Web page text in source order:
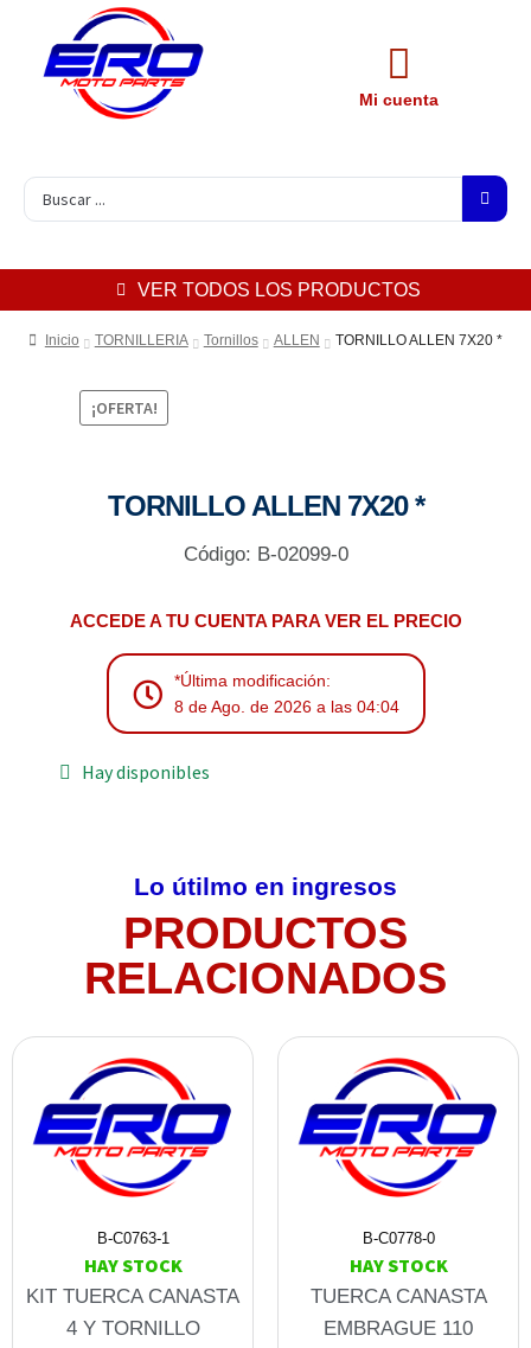
Mi cuenta
VER TODOS LOS PRODUCTOS
Inicio TORNILLERIA Tornillos ALLEN TORNILLO ALLEN 7X20 *
¡OFERTA!
TORNILLO ALLEN 7X20 *
Código: B-02099-0
ACCEDE A TU CUENTA PARA VER EL PRECIO
*Última modificación:
8 de Ago. de 2026 a las 04:04
Hay disponibles
Lo útilmo en ingresos
PRODUCTOS
RELACIONADOS
B-C0763-1
HAY STOCK
KIT TUERCA CANASTA
4 Y TORNILLO
B-C0778-0
HAY STOCK
TUERCA CANASTA
EMBRAGUE 110